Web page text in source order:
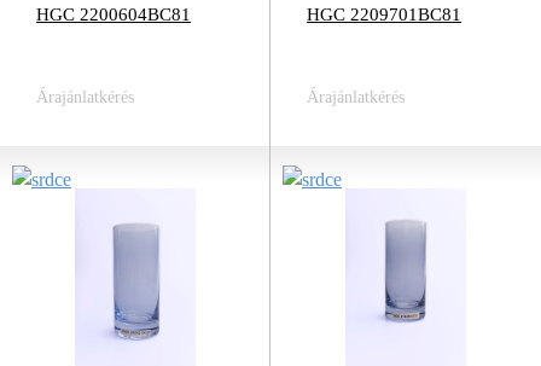
HGC 2200604BC81
Árajánlatkérés
HGC 2209701BC81
Árajánlatkérés